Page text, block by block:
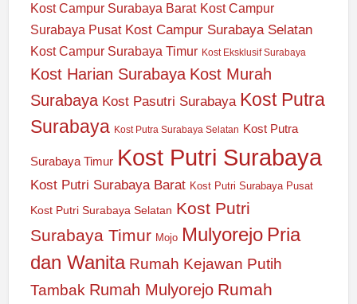
Kost Campur Surabaya Barat Kost Campur
Surabaya Pusat Kost Campur Surabaya Selatan
Kost Campur Surabaya Timur Kost Eksklusif Surabaya
Kost Harian Surabaya Kost Murah
Surabaya Kost Pasutri Surabaya Kost Putra
Surabaya Kost Putra Surabaya Selatan Kost Putra
Surabaya Timur Kost Putri Surabaya
Kost Putri Surabaya Barat Kost Putri Surabaya Pusat
Kost Putri Surabaya Selatan Kost Putri
Surabaya Timur Mojo Mulyorejo Pria
dan Wanita Rumah Kejawan Putih
Tambak Rumah Mulyorejo Rumah